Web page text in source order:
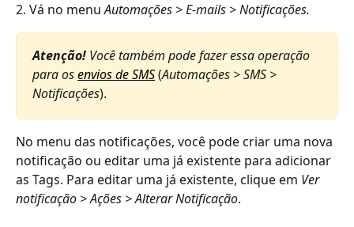
2. Vá no menu Automações > E-mails > Notificações.
Atenção! Você também pode fazer essa operação
para os envios de SMS(Automações > SMS >
Notificações).
No menu das notificações, você pode criar uma nova
notificação ou editar uma já existente para adicionar
as Tags. Para editar uma já existente, clique em Ver
notificação > Ações > Alterar Notificação.